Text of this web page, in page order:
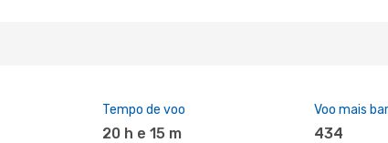
Tempo de voo
20 h e 15 m
Voo mais
434